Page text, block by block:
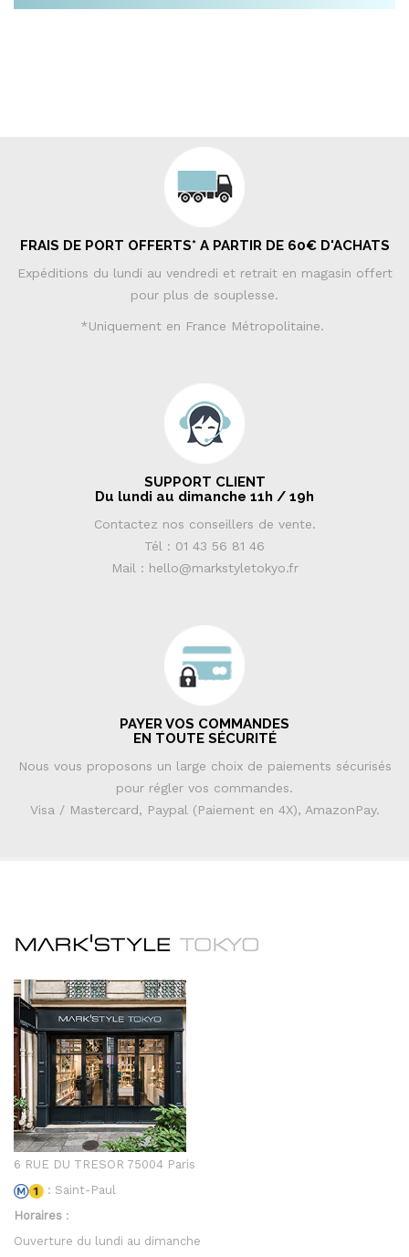
FRAIS DE PORT OFFERTS* A PARTIR DE 60€ D'ACHATS
Expéditions du lundi au vendredi et retrait en magasin offert
pour plus de souplesse.
*Uniquement en France Métropolitaine.
SUPPORT CLIENT
Du lundi au dimanche 11h / 19h
Contactez nos conseillers de vente.
Tél : 01 43 56 81 46
Mail : hello@markstyletokyo.fr
PAYER VOS COMMANDES
EN TOUTE SÉCURITÉ
Nous vous proposons un large choix de paiements sécurisés
pour régler vos commandes.
Visa / Mastercard, Paypal (Paiement en 4X), AmazonPay.
6 RUE DU TRESOR 75004 Paris
: Saint-Paul
Horaires :
Ouverture du lundi au dimanche